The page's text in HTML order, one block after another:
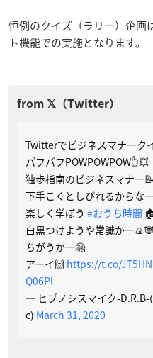
恒例のクイズ（ラリー）企
ト機能での実施となります。
Twitterでビジネスマナーク
パフパフPOWPOWPOW👆💥
独歩指南のビジネスマナー📝
下手こくとしびれるからなー
楽しく学ぼう #おうち時間
白黒つけようや常識かー
ちがうかー🤗
アーイ🙌 https://t.co/
Q06Pl
— ヒプノシスマイク-
c) March 31, 2020